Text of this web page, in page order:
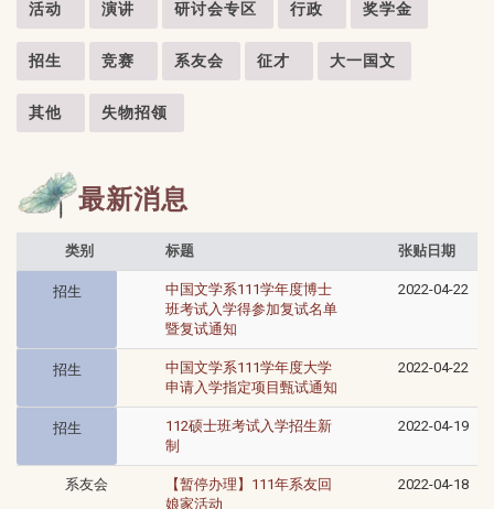
活动 演讲 研讨会专区 行政 奖学金
招生 竞赛 系友会 征才 大一国文
其他 失物招领
最新消息
类别 标题 张贴日期
招生
中国文学系111学年度博士
班考试入学得参加复试名单
暨复试通知
2022-04-22
招生
中国文学系111学年度大学
申请入学指定项目甄试通知
2022-04-22
招生
112硕士班考试入学招生新
制
2022-04-19
系友会
【暂停办理】111年系友回
娘家活动
2022-04-18